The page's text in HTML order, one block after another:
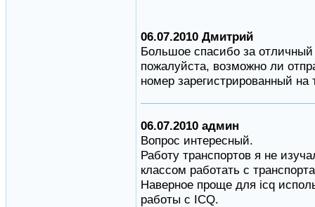
06.07.2010 Дмитрий
Большое спасибо за
пожалуйста, возможно ли
номер зарегистрированный
06.07.2010 админ
Вопрос интересный.
Работу транспортов я не
классом работать с
Наверное проще для icq
работы с ICQ.